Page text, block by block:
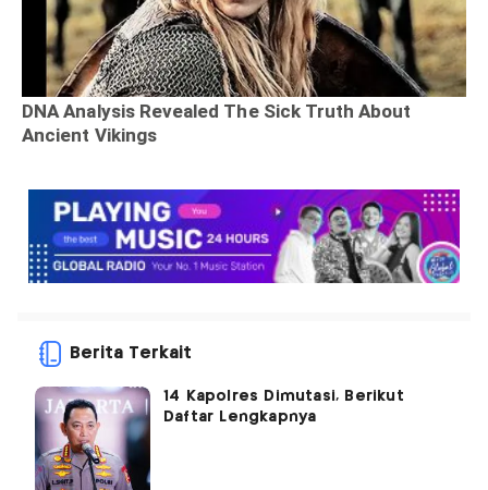
Berita Terkait
14 Kapolres Dimutasi, Berikut
Daftar Lengkapnya